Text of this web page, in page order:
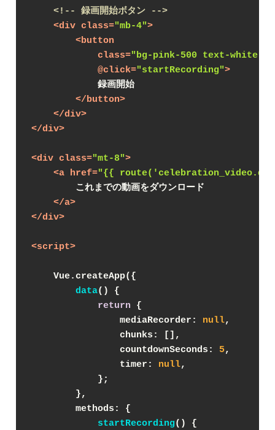
<!-- 録画開始ボタン -->
<div class="mb-4">
<button
class="bg-pink-500 text-white
            @
click="startRecording">
            録画開始
</button>
</div>
</div>
<div class="mt-8">
<a href="{{
        これまでの動画をダウンロード
</a>
</div>
<script>
    Vue.createApp({
data( )
{
return {
mediaRecorder : null,
chunks : [],
countdownSeconds : 5,
timer : null,
            };
        },
methods : {
startRecording( ) {